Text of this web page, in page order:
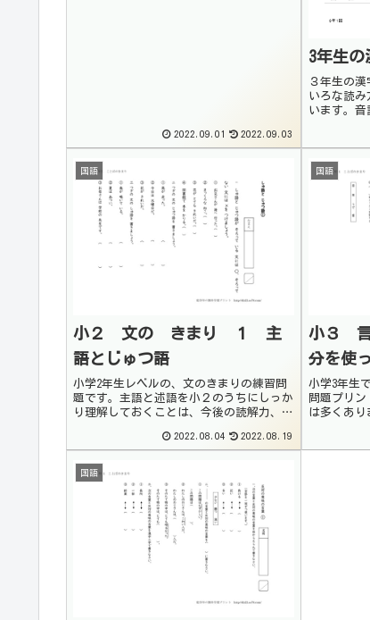
2022.09.01 2022.09.03
3年生の
３年生の
いろな読み
います。音
しょう。
う。その
国語
小２ 文の きまり １ 主
語とじゅつ語
小学2年生レベルの、文のきまりの練習問
題です。主語と述語を小２のうちにしっか
り理解しておくことは、今後の読解力、作
っかり確認しておくようにしましょう。基
が（は）」「...
2022.08.04 2022.08.19
国語
小３
分を使
小学3年生
問題プリ
は多くあり
味が分か
国語